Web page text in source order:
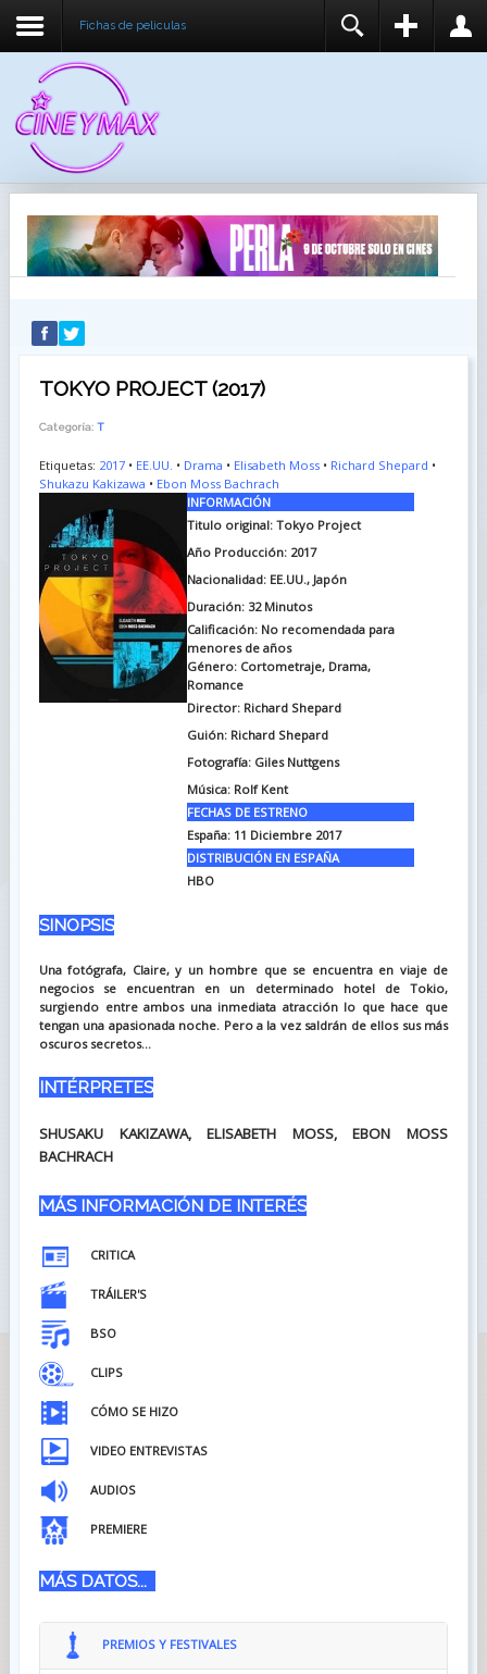
Fichas de peliculas
RECUÉRDEME
IDENTIFICARSE
REGISTER
TOKYO PROJECT (2017)
Categoría: T
Etiquetas: 2017• EE.UU. • Drama • Elisabeth Moss• Richard Shepard •
Shukazu Kakizawa • Ebon Moss Bachrach
INFORMACIÓN
Titulo original: Tokyo Project
Año Producción: 2017
Nacionalidad: EE.UU., Japón
Duración: 32 Minutos
Calificación: No recomendada para
menores de años
Género: Cortometraje, Drama,
Romance
Director: Richard Shepard
Guión: Richard Shepard
Fotografía: Giles Nuttgens
Música: Rolf Kent
FECHAS DE ESTRENO
España: 11 Diciembre 2017
DISTRIBUCIÓN EN ESPAÑA
HBO
SINOPSIS
Una fotógrafa, Claire, y un hombre que se encuentra en viaje de
negocios se encuentran en un determinado hotel de Tokio,
surgiendo entre ambos una inmediata atracción lo que hace que
tengan una apasionada noche. Pero a la vez saldrán de ellos sus más
oscuros secretos...
INTÉRPRETES
SHUSAKU KAKIZAWA, ELISABETH MOSS, EBON MOSS
BACHRACH
MÁS INFORMACIÓN DE INTERÉS
CRITICA
TRÁILER'S
BSO
CLIPS
CÓMO SE HIZO
VIDEO ENTREVISTAS
AUDIOS
PREMIERE
MÁS DATOS...
PREMIOS Y FESTIVALES